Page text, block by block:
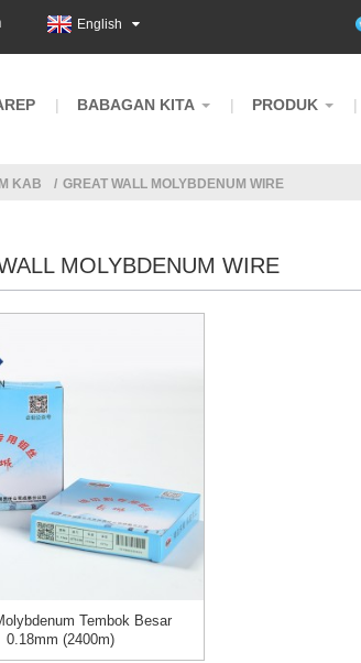
English
BABAGAN KITA PRODUK
KAB GREAT WALL MOLYBDENUM WIRE
MOLYBDENUM WIRE
Tembok Besar
0.18mm (2400m)